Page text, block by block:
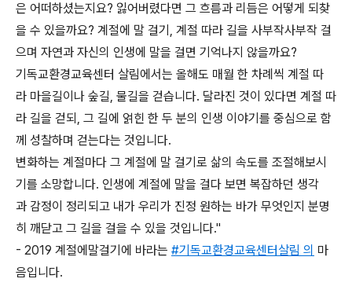
은 어떠하셨는지요? 잃어버렸다면 그 흐름과 리듬은 어떻게 되찾
을 수 있을까요? 계절에 말 걸기, 계절 따라 길을 사부작사부작 걸
으며 자연과 자신의 인생에 말을 걸면 기억나지 않을까요?
기독교환경교육센터 살림에서는 올해도 매월 한 차례씩 계절 따
라 마을길이나 숲길, 물길을 걷습니다. 달라진 것이 있다면 계절 따
라 길을 걷되, 그 길에 얽힌 한 두 분의 인생 이야기를 중심으로 함
께 성찰하며 걷는다는 것입니다.
변화하는 계절마다 그 계절에 말 걸기로 삶의 속도를 조절해보시
기를 소망합니다. 인생에 계절에 말을 걸다 보면 복잡하던 생각
과 감정이 정리되고 내가 우리가 진정 원하는 바가 무엇인지 분명
히 깨닫고 그 길을 걸을 수 있을 것입니다."
- 2019 계절에말걸기에 바라는 #기독교환경교육센터살림 의 마
음입니다.